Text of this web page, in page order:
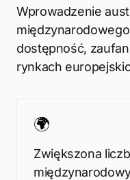
Wprowadzenie
dostępność,
rynkach
🌍
Zwiększona